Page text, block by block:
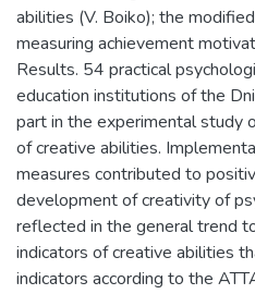
abilities (V. Boiko); the
measuring achievement
Results. 54 practical
education institutions of the
part in the experimental study
of creative abilities.
measures contributed to
development of creativity of
reflected in the general trend
indicators of creative abilities
indicators according to the